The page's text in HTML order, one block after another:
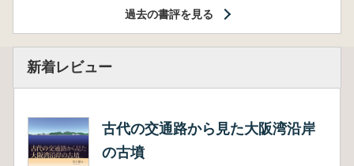
過去の書評を見る
新着レビュー
古代の交通路から見た大阪湾沿岸
の古墳